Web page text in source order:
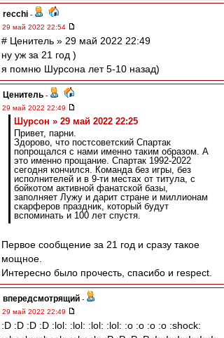
recchi -
29 май 2022 22:54
# Ценитель » 29 май 2022 22:49
ну уж за 21 год )
я помню Шурсона лет 5-10 назад)
Ценитель -
29 май 2022 22:49
Шурсон » 29 май 2022 22:25
Привет, парни.
Здорово, что постсоветский Спартак
попрощался с нами именно таким образом. А
это именно прощание. Спартак 1992-2022
сегодня кончился. Команда без игры, без
исполнителей и в 9-ти местах от титула, с
бойкотом активной фанатской базы,
заполняет Лужу и дарит стране и миллионам
скарферов праздник, который будут
вспоминать и 100 лет спустя.
Первое сообщение за 21 год и сразу такое
мощное.
Интересно было прочесть, спасибо и respect.
впередсмотрящий -
29 май 2022 22:49
:D :D :D :D :lol: :lol: :lol: :lol: :o :o :o :o :shock: